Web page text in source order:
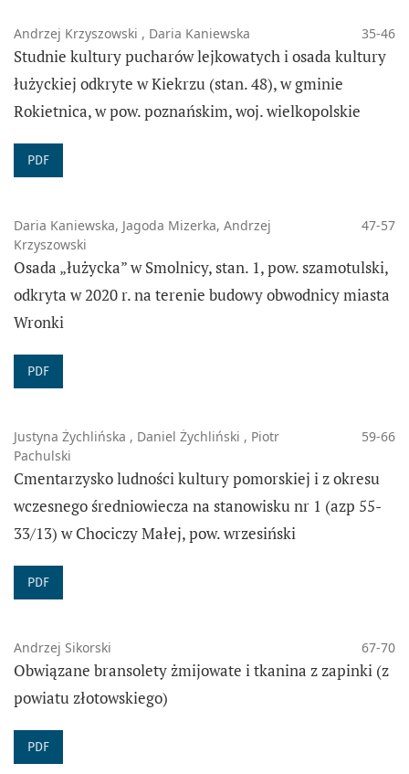
Andrzej Krzyszowski , Daria Kaniewska 35-46
Studnie kultury pucharów lejkowatych i osada kultury
łużyckiej odkryte w Kiekrzu (stan. 48), w gminie
Rokietnica, w pow. poznańskim, woj. wielkopolskie
PDF
Daria Kaniewska, Jagoda Mizerka, Andrzej
Krzyszowski
47-57
Osada „łużycka” w Smolnicy, stan. 1, pow. szamotulski,
odkryta w 2020 r. na terenie budowy obwodnicy miasta
Wronki
PDF
Justyna Żychlińska , Daniel Żychliński , Piotr
Pachulski
59-66
Cmentarzysko ludności kultury pomorskiej i z okresu
wczesnego średniowiecza na stanowisku nr 1 (azp 55-
33/13) w Chociczy Małej, pow. wrzesiński
PDF
Andrzej Sikorski 67-70
Obwiązane bransolety żmijowate i tkanina z zapinki (z
powiatu złotowskiego)
PDF